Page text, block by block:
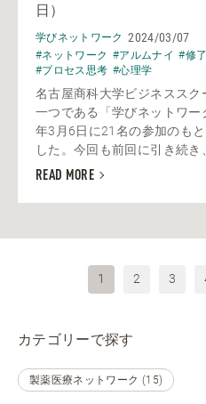
日）
学びネットワーク 2024/03/07
#ネットワーク #アルムナイ #修
#プロセス思考 #心理学
名古屋商科大学ビジネスス
一つである「学びネットワ
年3月6日に21名の参加のも
した。今回も前回に引き続き
READ MORE
1 2 3
カテゴリーで探す
製薬医療ネットワーク (15)